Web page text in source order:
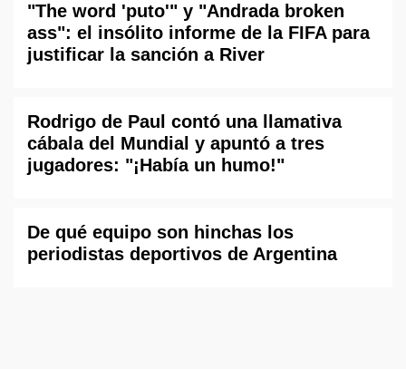
"The word 'puto'" y "Andrada broken
ass": el insólito informe de la FIFA para
justificar la sanción a River
Rodrigo de Paul contó una llamativa
cábala del Mundial y apuntó a tres
jugadores: "¡Había un humo!"
De qué equipo son hinchas los
periodistas deportivos de Argentina